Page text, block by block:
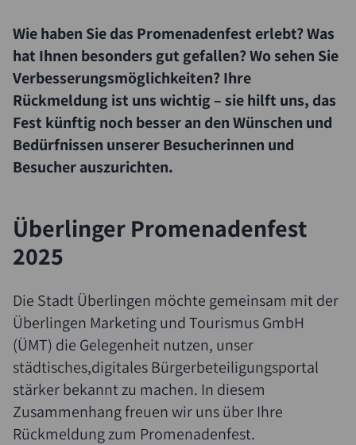
Wie haben Sie das Promenadenfest erlebt? Was
hat Ihnen besonders gut gefallen? Wo sehen Sie
Verbesserungsmöglichkeiten? Ihre
Rückmeldung ist uns wichtig – sie hilft uns, das
Fest künftig noch besser an den Wünschen und
Bedürfnissen unserer Besucherinnen und
Besucher auszurichten.
Überlinger Promenadenfest
2025
Die Stadt Überlingen möchte gemeinsam mit der
Überlingen Marketing und Tourismus GmbH
(ÜMT) die Gelegenheit nutzen, unser
städtisches,digitales Bürgerbeteiligungsportal
stärker bekannt zu machen. In diesem
Zusammenhang freuen wir uns über Ihre
Rückmeldung zum Promenadenfest.